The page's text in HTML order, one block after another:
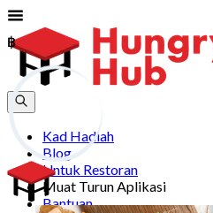
Kad Hadiah
Blog
Untuk Restoran
Muat Turun Aplikasi
Bantuan
฿
฿